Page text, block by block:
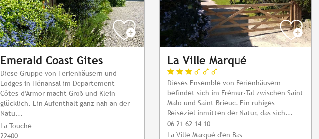
Emerald Coast Gites
Diese Gruppe von Ferienhäusern und
Lodges in Hénansal im Departement
Côtes-d'Armor macht Groß und Klein
glücklich. Ein Aufenthalt ganz nah an der
Natu...
La Touche
22400
La Ville Marqué
Dieses Ensemble von Ferienhäusern
befindet sich im Frémur-Tal zwischen Saint
Malo und Saint Brieuc. Ein ruhiges
Reiseziel inmitten der Natur, das sich...
06 21 62 14 10
La Ville Marqué d'en Bas